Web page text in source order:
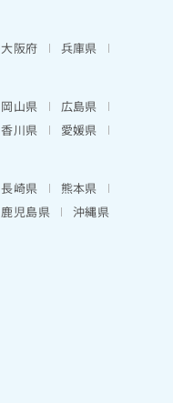
大阪府
兵庫県
岡山県
広島県
香川県
愛媛県
長崎県
熊本県
鹿児島県 沖縄県